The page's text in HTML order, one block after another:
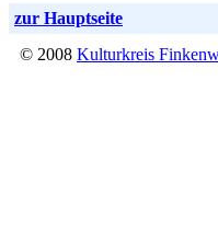
zur Hauptseite
© 2008 Kulturkreis